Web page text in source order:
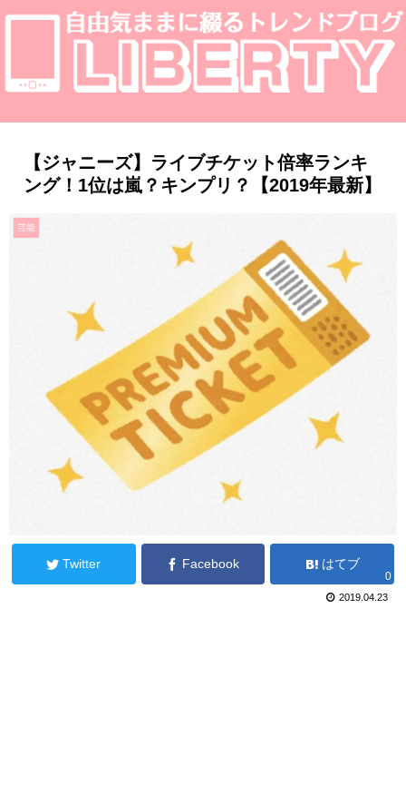
【ジャニーズ】ライブチケット倍率ランキ
ング！1位は嵐？キンプリ？【2019年最新】
芸能
Twitter Facebook はてブ
0
2019.04.23